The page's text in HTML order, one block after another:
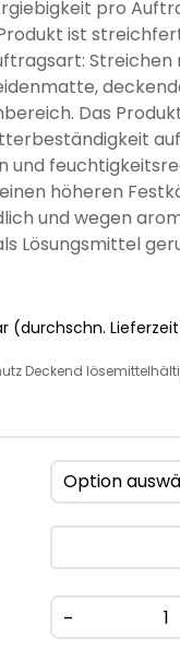
Beton
pro
ist
Streichen
Das
und
höheren
und wegen
Lösungsmittel
(durchschn.
Deckend